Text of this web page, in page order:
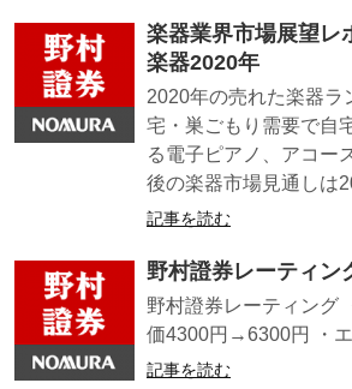
楽器業界市場展望レ
楽器2020年
2020年の売れた楽器ラ
宅・巣ごもり需要で自
る電子ピアノ、アコー
後の楽器市場見通しは
記事を読む
野村證券レーティン
野村證券レーティング
価4300円→6300円 ・
記事を読む